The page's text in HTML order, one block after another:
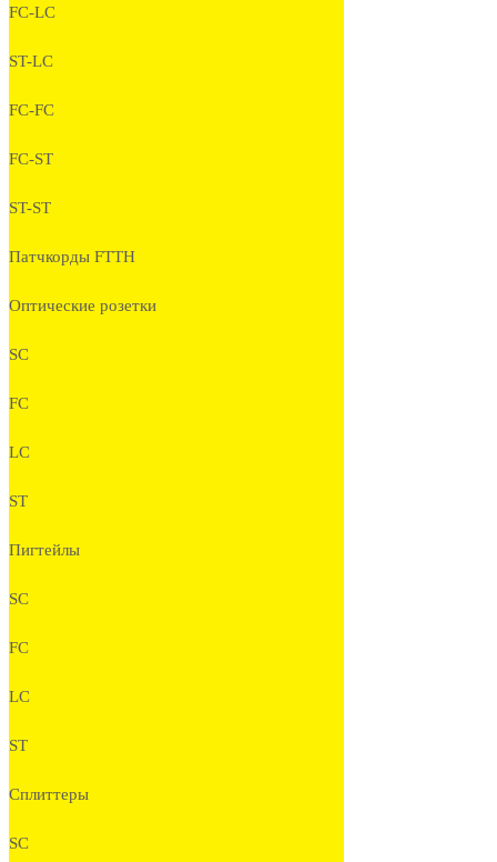
FC-LC
ST-LC
FC-FC
FC-ST
ST-ST
Патчкорды FTTH
Оптические розетки
SC
FC
LC
ST
Пигтейлы
SC
FC
LC
ST
Сплиттеры
SC